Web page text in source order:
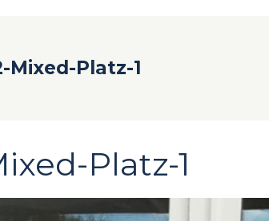
Platz-1
Platz-1